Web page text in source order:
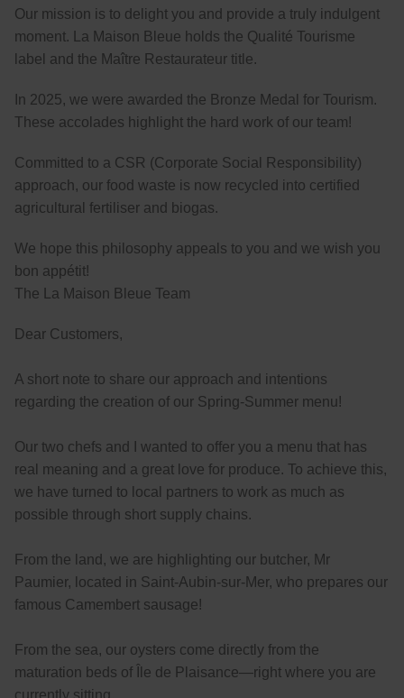
Our mission is to delight you and provide a truly indulgent
moment. La Maison Bleue holds the Qualité Tourisme
label and the Maître Restaurateur title.
In 2025, we were awarded the Bronze Medal for Tourism.
These accolades highlight the hard work of our team!
Committed to a CSR (Corporate Social Responsibility)
approach, our food waste is now recycled into certified
agricultural fertiliser and biogas.
We hope this philosophy appeals to you and we wish you
bon appétit!
The La Maison Bleue Team
Dear Customers,
A short note to share our approach and intentions
regarding the creation of our Spring-Summer menu!
Our two chefs and I wanted to offer you a menu that has
real meaning and a great love for produce. To achieve this,
we have turned to local partners to work as much as
possible through short supply chains.
From the land, we are highlighting our butcher, Mr
Paumier, located in Saint-Aubin-sur-Mer, who prepares our
famous Camembert sausage!
From the sea, our oysters come directly from the
maturation beds of Île de Plaisance—right where you are
currently sitting.